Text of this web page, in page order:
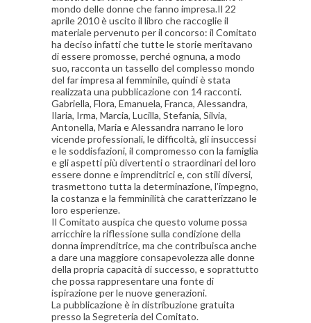
mondo delle donne che fanno impresa.Il 22
aprile 2010 è uscito il libro che raccoglie il
materiale pervenuto per il concorso: il Comitato
ha deciso infatti che tutte le storie meritavano
di essere promosse, perché ognuna, a modo
suo, racconta un tassello del complesso mondo
del far impresa al femminile, quindi è stata
realizzata una pubblicazione con 14 racconti.
Gabriella, Flora, Emanuela, Franca, Alessandra,
Ilaria, Irma, Marcia, Lucilla, Stefania, Silvia,
Antonella, Maria e Alessandra narrano le loro
vicende professionali, le difficoltà, gli insuccessi
e le soddisfazioni, il compromesso con la famiglia
e gli aspetti più divertenti o straordinari del loro
essere donne e imprenditrici e, con stili diversi,
trasmettono tutta la determinazione, l’impegno,
la costanza e la femminilità che caratterizzano le
loro esperienze.
Il Comitato auspica che questo volume possa
arricchire la riflessione sulla condizione della
donna imprenditrice, ma che contribuisca anche
a dare una maggiore consapevolezza alle donne
della propria capacità di successo, e soprattutto
che possa rappresentare una fonte di
ispirazione per le nuove generazioni.
La pubblicazione è in distribuzione gratuita
presso la Segreteria del Comitato.